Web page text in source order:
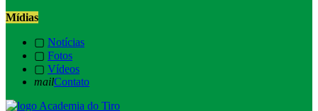
Mídias
▢ Notícias
▢ Fotos
▢ Vídeos
mailContato